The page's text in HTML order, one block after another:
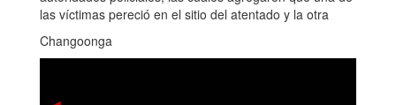
las víctimas pereció en el sitio del atentado y la otra
Changoonga